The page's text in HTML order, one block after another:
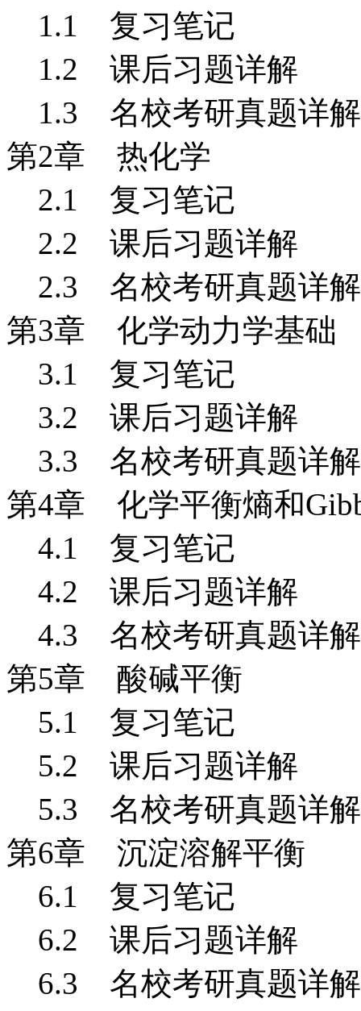
1.1
复习笔记
1.2 课后习题详解
1.3 名校考研真题详解
第2章 热化学
2.1
复习笔记
2.2 课后习题详解
2.3 名校考研真题详解
第3章 化学动力学基础
3.1
复习笔记
3.2 课后习题详解
3.3 名校考研真题详解
第4章 化学平衡熵和
4.1
复习笔记
4.2 课后习题详解
4.3 名校考研真题详解
第5章 酸碱平衡
5.1
复习笔记
5.2 课后习题详解
5.3 名校考研真题详解
第6章 沉淀溶解平衡
6.1
复习笔记
6.2 课后习题详解
6.3 名校考研真题详解